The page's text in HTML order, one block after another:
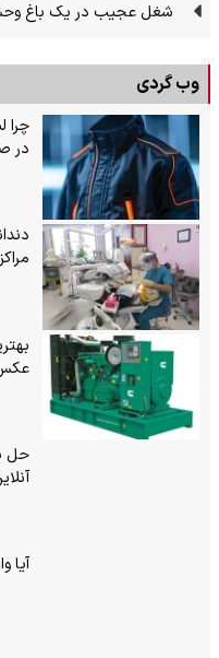
شغل عجیب در یک باغ
وب گردی
چرا
در
حل
آیا